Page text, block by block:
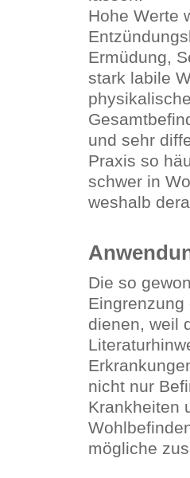
Hohe Werte
Ermüdung,
stark labile
und sehr
Praxis so
schwer in
weshalb
Die so
dienen, weil
nicht nur
Krankheiten
mögliche